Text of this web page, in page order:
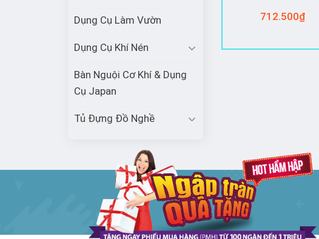
Dụng Cụ Làm Vườn
Dụng Cụ Khí Nén
Bàn Nguội Cơ Khí & Dụng
Cụ Japan
Tủ Đựng Đồ Nghề
712.500₫